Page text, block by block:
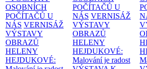
OSOBNÍCH
POČÍTAČŮ U
NÁS VERNISÁŽ
VÝSTAVY
OBRAZŮ
HELENY
HEJDUKOVÉ:
POČÍTAČŮ U
NÁS VERNISÁŽ
VÝSTAVY
OBRAZŮ
HELENY
HEJDUKOVÉ:
Malování je radost